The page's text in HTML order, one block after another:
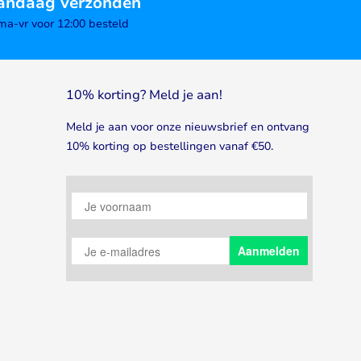
vr voor 12:00 besteld
10% korting? Meld je aan!
Meld je aan voor onze nieuwsbrief en ontvang
10% korting op bestellingen vanaf €50.
Je voornaam
Je e-mailadres Aanmelden